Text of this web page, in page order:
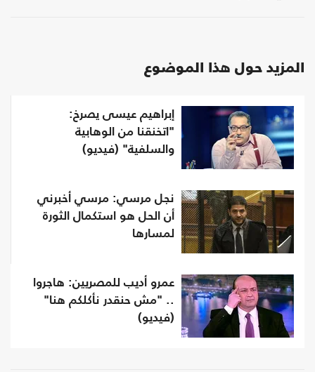
المزيد حول هذا الموضوع
إبراهيم عيسى يصرخ:
"اتخنقنا من الوهابية
والسلفية" (فيديو)
نجل مرسي: مرسي أخبرني
أن الحل هو استكمال الثورة
لمسارها
عمرو أديب للمصريين: هاجروا
.. "مش حنقدر نأكلكم هنا"
(فيديو)